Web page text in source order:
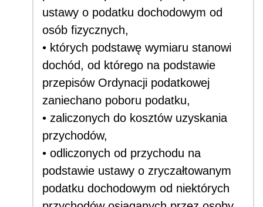
ustawy o podatku dochodowym od
osób fizycznych,
• których podstawę wymiaru stanowi
dochód, od którego na podstawie
przepisów Ordynacji podatkowej
zaniechano poboru podatku,
• zaliczonych do kosztów uzyskania
przychodów,
• odliczonych od przychodu na
podstawie ustawy o zryczałtowanym
podatku dochodowym od niektórych